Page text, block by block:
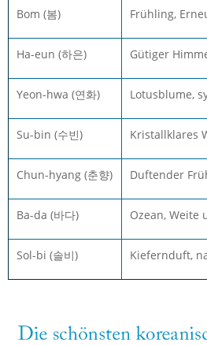
Bom (봄) Frühling,
Ha-eun (하은) Gütiger
Yeon-hwa (연화) Lotusblume,
Su-bin (수빈) Kristallklares
Chun-hyang (춘향) Duftender
Ba-da (바다) Ozean, Weite
Sol-bi (솔비) Kiefernduft,